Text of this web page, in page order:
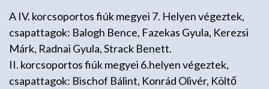
A IV. korcsoportos fiúk megyei 7. Helyen végeztek,
csapattagok: Balogh Bence, Fazekas Gyula, Kerezsi
Márk, Radnai Gyula, Strack Benett.
II. korcsoportos fiúk megyei 6.helyen végeztek,
csapattagok: Bischof Bálint, Konrád Olivér, Költő